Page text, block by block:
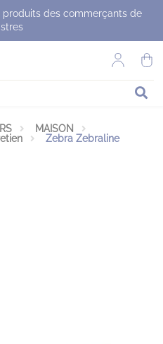
produits des commerçants de
MAISON
Zebra Zebraline